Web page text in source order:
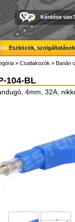
Kérdése van?
Eszközök, szolgáltatások
» Csatlakozók » Banán
104-BL
4mm, 32A,